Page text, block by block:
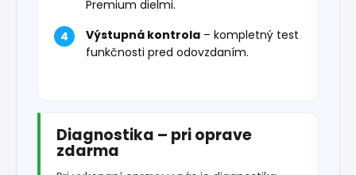
Premium dielmi.
Výstupná kontrola – kompletný test
funkčnosti pred odovzdaním.
Diagnostika – pri oprave
zdarma